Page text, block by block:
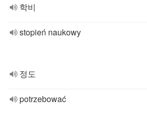
학비
stopień naukowy
정도
potrzebować